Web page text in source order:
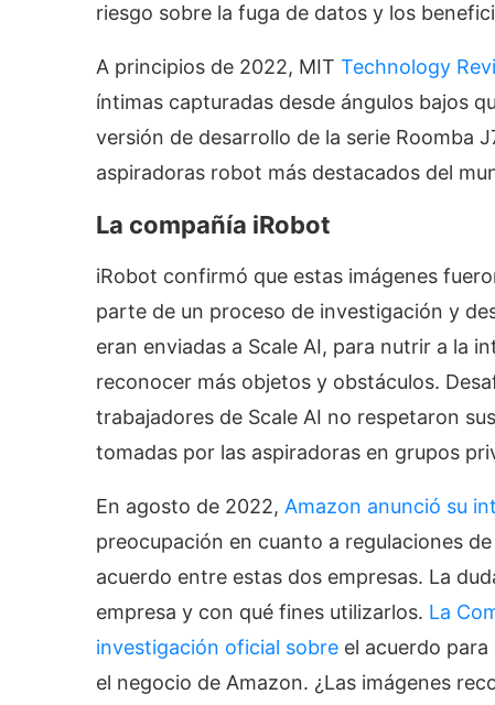
riesgo sobre la fuga de datos y los
A principios de 2022, MIT Technology
íntimas capturadas desde ángulos bajos
versión de desarrollo de la serie Roomba
aspiradoras robot más destacados del
La compañía iRobot
iRobot confirmó que estas imágenes
parte de un proceso de investigación y
eran enviadas a Scale AI, para nutrir a la
reconocer más objetos y obstáculos.
trabajadores de Scale AI no respetaron
tomadas por las aspiradoras en grupos
En agosto de 2022, Amazon anunció su
preocupación en cuanto a regulaciones
acuerdo entre estas dos empresas. La
empresa y con qué fines utilizarlos. La
investigación oficial sobre el acuerdo
el negocio de Amazon. ¿Las imágenes